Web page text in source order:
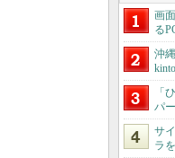
画
る
沖
「
パ
サ
ラ